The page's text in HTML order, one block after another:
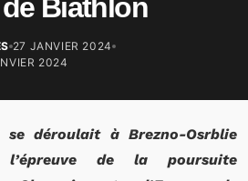
Biathlon
27 JANVIER 2024
2024
se déroulait à Brezno-Osrblie
l’épreuve de la poursuite